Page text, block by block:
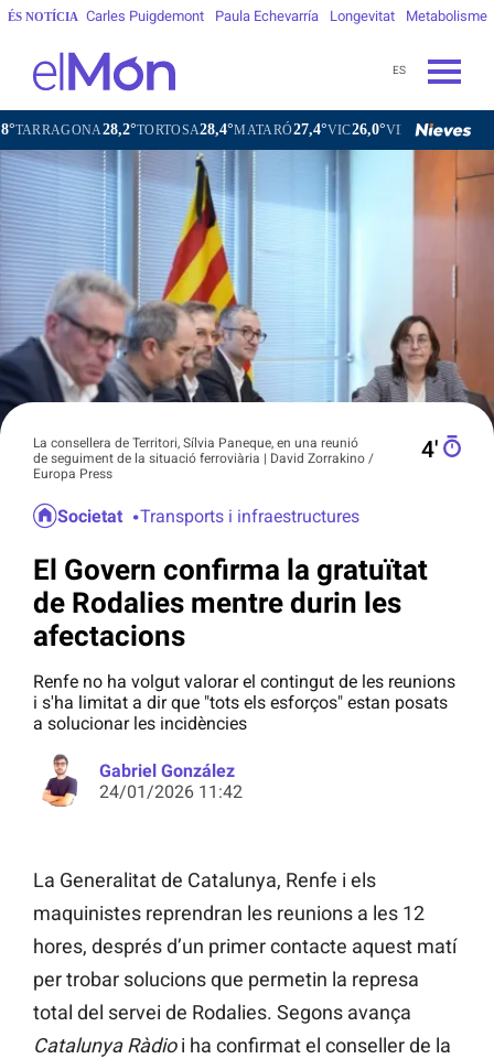
ÉS NOTÍCIA Carles Puigdemont Paula Echevarría Longevitat Metabolisme
ES
28,2°TORTOSA28,4°MATARÓ27,4°VIC26,0°VILAFRANCA DEL
La consellera de Territori, Sílvia Paneque, en una reunió
de seguiment de la situació ferroviària | David Zorrakino /
Europa Press
4′
Societat Transports i infraestructures
El Govern confirma la gratuïtat
de Rodalies mentre durin les
afectacions
Renfe no ha volgut valorar el contingut de les reunions
i s'ha limitat a dir que "tots els esforços" estan posats
a solucionar les incidències
Gabriel González
24/01/2026 11:42
La Generalitat de Catalunya, Renfe i els
maquinistes reprendran les reunions a les 12
hores, després d’un primer contacte aquest matí
per trobar solucions que permetin la represa
total del servei de Rodalies. Segons avança
Catalunya Ràdioi ha confirmat el conseller de la